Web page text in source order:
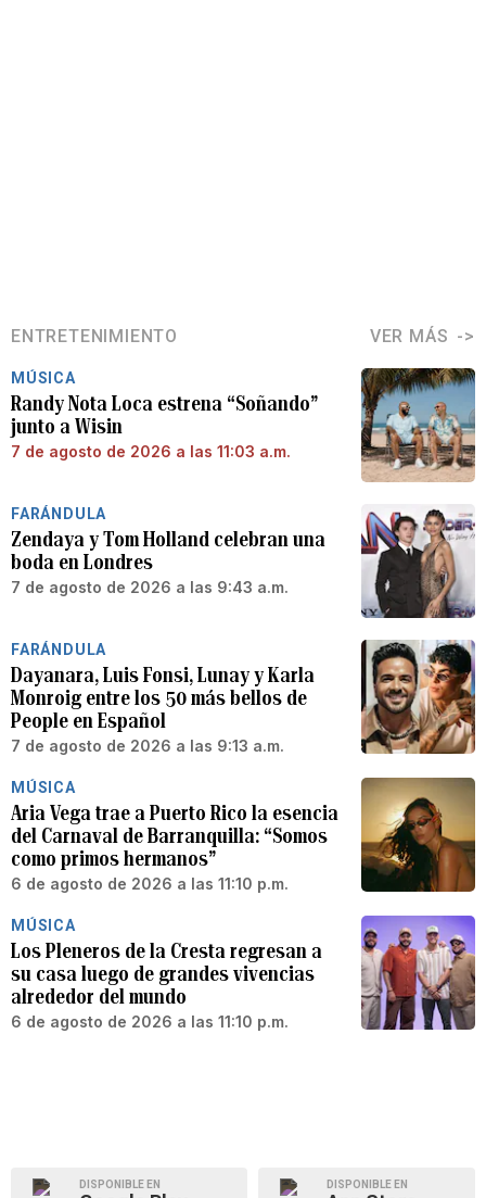
ENTRETENIMIENTO VER MÁS
MÚSICA
Randy Nota Loca estrena “Soñando”
junto a Wisin
7 de agosto de 2026 a las 11:03 a.m.
FARÁNDULA
Zendaya y Tom Holland celebran una
boda en Londres
7 de agosto de 2026 a las 9:43 a.m.
FARÁNDULA
Dayanara, Luis Fonsi, Lunay y Karla
Monroig entre los 50 más bellos de
People en Español
7 de agosto de 2026 a las 9:13 a.m.
MÚSICA
Aria Vega trae a Puerto Rico la esencia
del Carnaval de Barranquilla: “Somos
como primos hermanos”
6 de agosto de 2026 a las 11:10 p.m.
MÚSICA
Los Pleneros de la Cresta regresan a
su casa luego de grandes vivencias
alrededor del mundo
6 de agosto de 2026 a las 11:10 p.m.
DISPONIBLE EN DISPONIBLE EN